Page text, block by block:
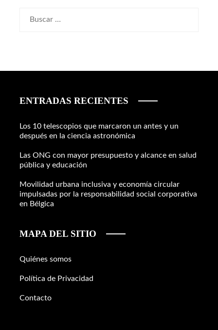
ENTRADAS RECIENTES
Los 10 telescopios que marcaron un antes y un
después en la ciencia astronómica
Las ONG con mayor presupuesto y alcance en salud
pública y educación
Movilidad urbana inclusiva y economía circular
impulsadas por la responsabilidad social corporativa
en Bélgica
MAPA DEL SITIO
Quiénes somos
Política de Privacidad
Contacto